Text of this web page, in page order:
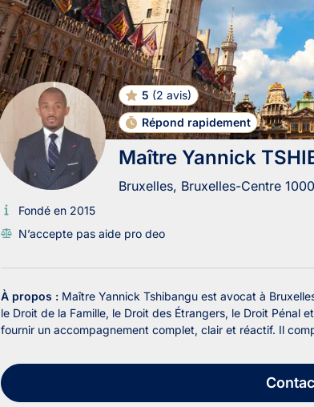
5 (2 avis)
Répond rapidement
Maître Yannick
Bruxelles, Bruxelles-Centre
Fondé en 2015
N’accepte pas aide pro deo
À propos : Maître Yannick Tshibangu est avocat à
le Droit de la Famille, le Droit des Étrangers, le Droit Pénal
fournir un accompagnement complet, clair et réactif. Il